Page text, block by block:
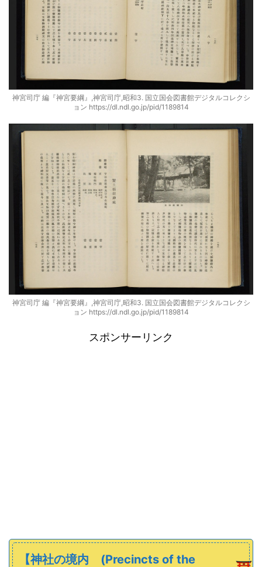
神宮司庁 編『神宮要綱』,神宮司庁,昭和3. 国立国会図書館デジタルコレクシ
ョン https://dl.ndl.go.jp/pid/1189814
神宮司庁 編『神宮要綱』,神宮司庁,昭和3. 国立国会図書館デジタルコレクシ
ョン https://dl.ndl.go.jp/pid/1189814
スポンサーリンク
【神社の境内
(Precincts of the